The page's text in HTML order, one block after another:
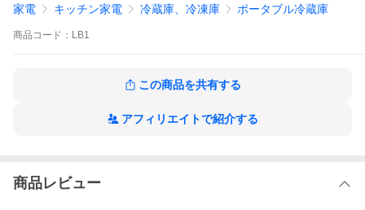
奥行：600mm
重さ：38kg
家電 キッチン家電 冷蔵庫、冷凍庫 ポータブル冷蔵庫
商品 コード： LB1
この商品を共有する
アフィリエイトで紹介する
商品レビュー